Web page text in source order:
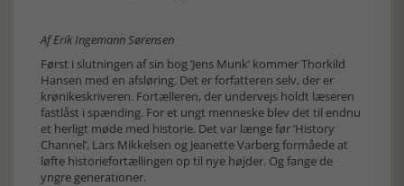
Af Erik Ingemann Sørensen
Først i slutningen af sin bog ’Jens Munk’ kommer Thorkild
Hansen med en afsløring. Det er forfatteren selv, der er
krønikeskriveren. Fortælleren, der undervejs holdt læseren
fastlåst i spænding. For et ungt menneske blev det til endnu
et herligt møde med historie. Det var længe før ’History
Channel’, Lars Mikkelsen og Jeanette Varberg formåede at
løfte historiefortællingen op til nye højder. Og fange de
yngre generationer.